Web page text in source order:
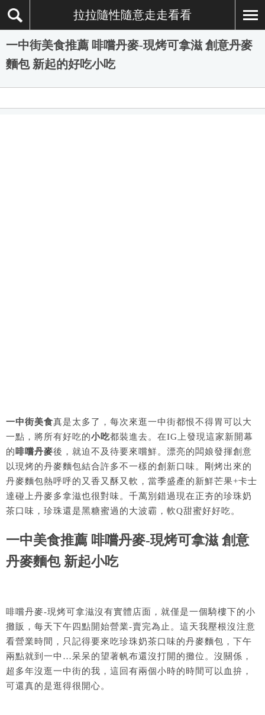
拉拉隨性隨意走走看看
一中街美食推薦 啡嚐丹麥-現烤可拿滋 創意丹麥
麵包 新起的好吃小吃
一中街美食真是太多了，每次來逛一中街都恨不得胃可以大
一點，將所有好吃的小吃都裝進去。在IG上發現這家新開幕
的啡嚐丹麥後，就迫不及待要來嚐鮮。漂亮的闆娘發揮創意
以現烤的丹麥麵包結合許多不一樣的創新口味。剛烤出來的
丹麥麵包熱呼呼的又香又酥又軟，當季盛產的新鮮芒果+卡士
達碰上丹麥多拿滋也很對味。千萬別錯過現在正夯的珍珠奶
茶口味，珍珠還是黑糖蜜過的大波霸，軟Q甜蜜好好吃。
一中美食推薦 啡嚐丹麥-現烤可拿滋 創意
丹麥麵包 新起小吃
啡嚐丹麥-現烤可拿滋沒有實體店面，就僅是一個騎樓下的小
攤販，每天下午四點開始營業-賣完為止。這天我壓根沒注意
看營業時間，只記得要來吃珍珠奶茶口味的丹麥麵包，下午
兩點就到一中…呆呆的望著帆布還沒打開的攤位。沒關係，
超多年沒逛一中街的我，這回有兩個小時的時間可以血拚，
可還真的是逛得很開心。